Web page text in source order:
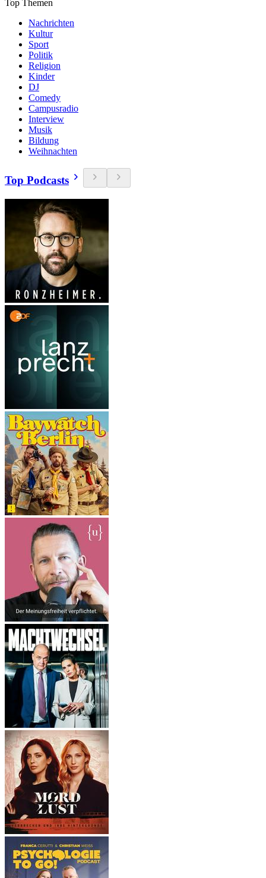
Top Themen
Nachrichten
Kultur
Sport
Politik
Religion
Kinder
DJ
Comedy
Campusradio
Interview
Musik
Bildung
Weihnachten
Top Podcasts